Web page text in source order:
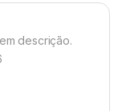
descrição.